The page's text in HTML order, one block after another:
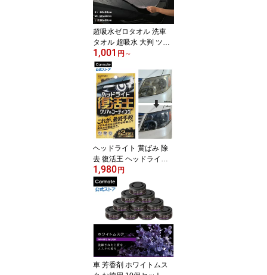
超吸水ゼロタオル 洗車
タオル 超吸水 大判 ツイ
ストループ マイクロファ
イバー 使用の柔らかい超
吸水タオル 洗車後の自動
車ボディ・ガラス面 ウィ
ンドウの水滴拭き取り用
carmate (R80)
1,001 円 ～
ヘッドライト 黄ばみ 除
去 復活王 ヘッドライト
用 C199 カーメイト｜研
磨＋2年耐久コーティン
グ 透明感復活 くすみ除
去 DIY 車検対策 carmate
1,980 円
車 芳香剤 ホワイトムス